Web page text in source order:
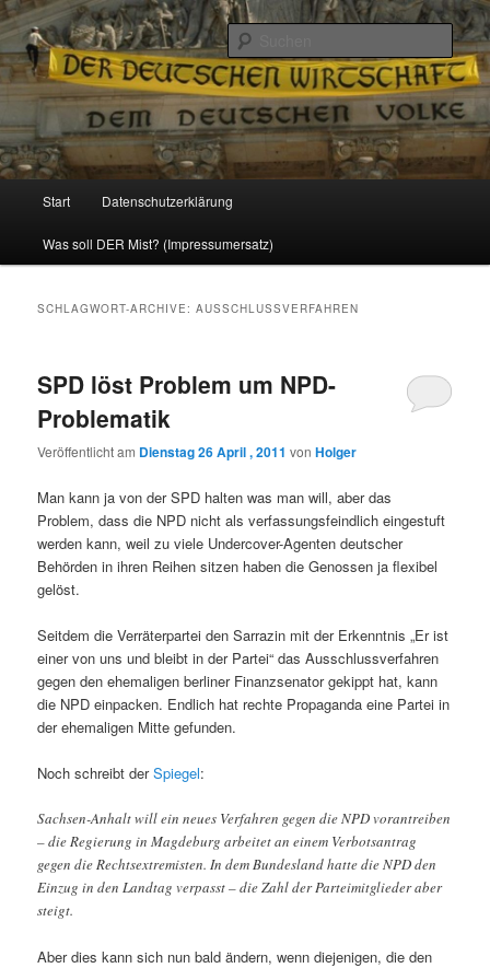
Reizzentrum
Politik, Wirtschaft, Soziales und Gesellschaft
Zum
Inhalt
Zum
sekundären
Start Datenschutzerklärung
Was soll DER Mist? (Impressumersatz)
SCHLAGWORT-ARCHIVE:AUSSCHLUSSVERFAHREN
SPD löst Problem um NPD-
Problematik
Veröffentlicht am Dienstag 26 April , 2011 vonHolger
Man kann ja von der SPD halten was man will, aber das
Problem, dass die NPD nicht als verfassungsfeindlich eingestuft
werden kann, weil zu viele Undercover-Agenten deutscher
Behörden in ihren Reihen sitzen haben die Genossen ja flexibel
gelöst.
Seitdem die Verräterpartei den Sarrazin mit der Erkenntnis „Er ist
einer von uns und bleibt in der Partei“ das Ausschlussverfahren
gegen den ehemaligen berliner Finanzsenator gekippt hat, kann
die NPD einpacken. Endlich hat rechte Propaganda eine Partei in
der ehemaligen Mitte gefunden.
Noch schreibt derSpiegel:
Sachsen-Anhalt will ein neues Verfahren gegen die NPD vorantreiben
– die Regierung in Magdeburg arbeitet an einem Verbotsantrag
gegen die Rechtsextremisten. In dem Bundesland hatte die NPD den
Einzug in den Landtag verpasst – die Zahl der Parteimitglieder aber
steigt.
Aber dies kann sich nun bald ändern, wenn diejenigen, die den